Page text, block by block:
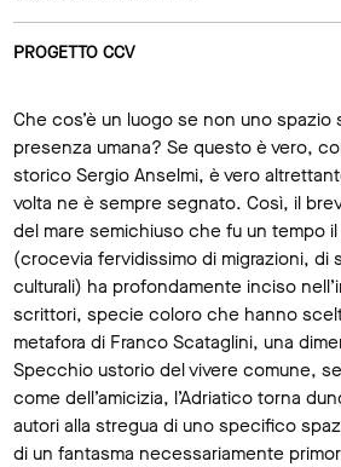
PROGETTO CCV
Che cos’è un luogo se non uno spazio
presenza umana? Se questo è vero,
storico Sergio Anselmi, è vero
volta ne è sempre segnato. Così, il
del mare semichiuso che fu un tempo il
(crocevia fervidissimo di migrazioni, di
culturali) ha profondamente inciso
scrittori, specie coloro che hanno
metafora di Franco Scataglini, una
Specchio ustorio del vivere comune,
come dell’amicizia, l’Adriatico torna
autori alla stregua di uno specifico
di un fantasma necessariamente